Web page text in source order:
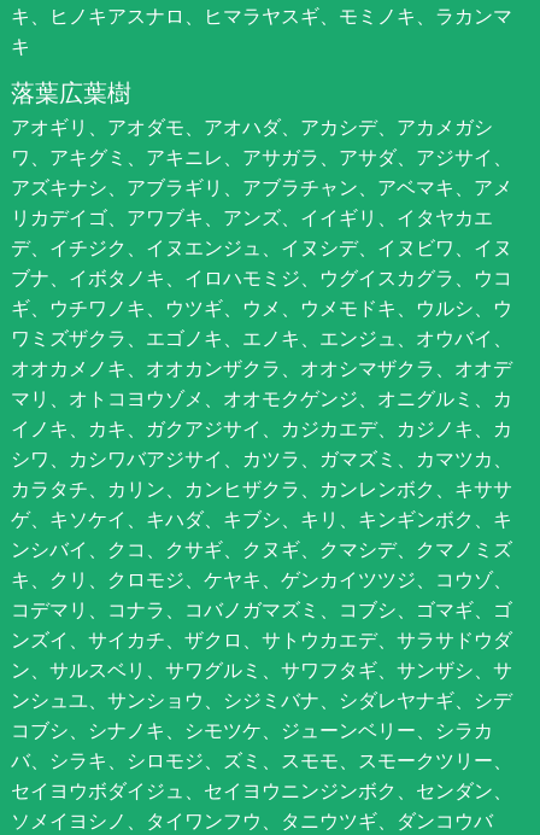
キ、ヒノキアスナロ、ヒマラヤスギ、モミノキ、ラカンマ
キ
落葉広葉樹
アオギリ、アオダモ、アオハダ、アカシデ、アカメガシ
ワ、アキグミ、アキニレ、アサガラ、アサダ、アジサイ、
アズキナシ、アブラギリ、アブラチャン、アベマキ、アメ
リカデイゴ、アワブキ、アンズ、イイギリ、イタヤカエ
デ、イチジク、イヌエンジュ、イヌシデ、イヌビワ、イヌ
ブナ、イボタノキ、イロハモミジ、ウグイスカグラ、ウコ
ギ、ウチワノキ、ウツギ、ウメ、ウメモドキ、ウルシ、ウ
ワミズザクラ、エゴノキ、エノキ、エンジュ、オウバイ、
オオカメノキ、オオカンザクラ、オオシマザクラ、オオデ
マリ、オトコヨウゾメ、オオモクゲンジ、オニグルミ、カ
イノキ、カキ、ガクアジサイ、カジカエデ、カジノキ、カ
シワ、カシワバアジサイ、カツラ、ガマズミ、カマツカ、
カラタチ、カリン、カンヒザクラ、カンレンボク、キササ
ゲ、キソケイ、キハダ、キブシ、キリ、キンギンボク、キ
ンシバイ、クコ、クサギ、クヌギ、クマシデ、クマノミズ
キ、クリ、クロモジ、ケヤキ、ゲンカイツツジ、コウゾ、
コデマリ、コナラ、コバノガマズミ、コブシ、ゴマギ、ゴ
ンズイ、サイカチ、ザクロ、サトウカエデ、サラサドウダ
ン、サルスベリ、サワグルミ、サワフタギ、サンザシ、サ
ンシュユ、サンショウ、シジミバナ、シダレヤナギ、シデ
コブシ、シナノキ、シモツケ、ジューンベリー、シラカ
バ、シラキ、シロモジ、ズミ、スモモ、スモークツリー、
セイヨウボダイジュ、セイヨウニンジンボク、センダン、
ソメイヨシノ、タイワンフウ、タニウツギ、ダンコウバ